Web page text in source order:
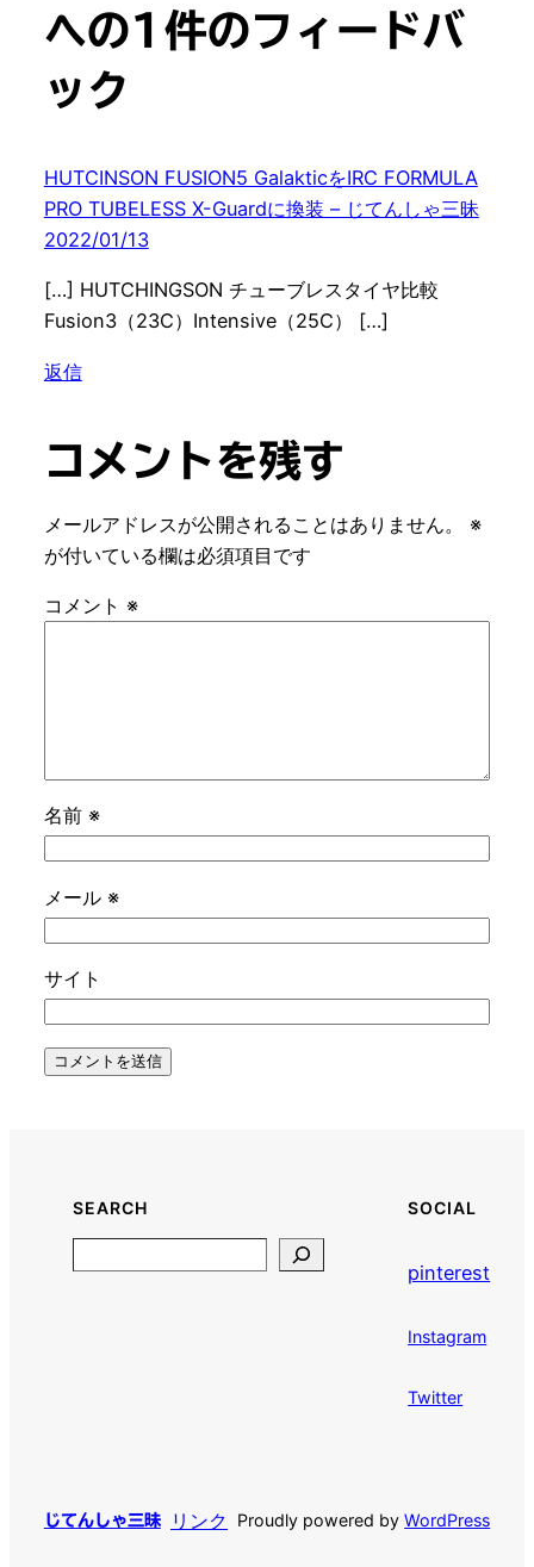
への1件のフィードバ
ック
HUTCINSON FUSION5 GalakticをIRC FORMULA
PRO TUBELESS X-Guardに換装 – じてんしゃ三昧
2022/01/13
[…] HUTCHINGSON チューブレスタイヤ比較
Fusion3（23C）Intensive（25C） […]
返信
コメントを残す
メールアドレスが公開されることはありません。
※
が付いている欄は必須項目です
コメント ※
名前 ※
メール ※
サイト
SEARCH SOCIAL
pinterest
Instagram
Twitter
じてんしゃ三昧 リンク Proudly powered byWordPress